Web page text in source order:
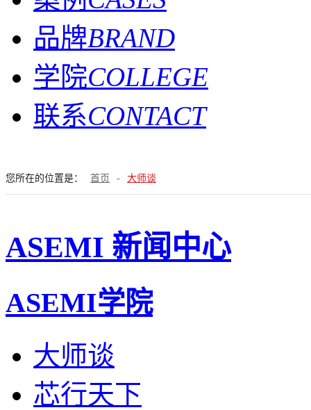
品牌BRAND
学院COLLEGE
联系CONTACT
您所在的位置是： 首页 - 大师谈
ASEMI 新闻中心
ASEMI学院
大师谈
芯行天下